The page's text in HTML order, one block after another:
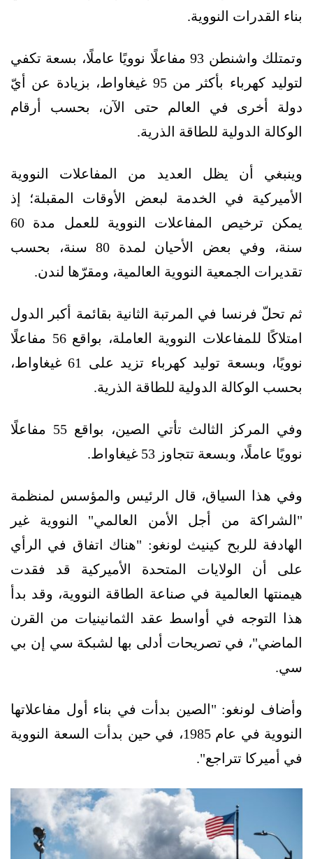
بناء القدرات النووية.
وتمتلك واشنطن 93 مفاعلًا نوويًا عاملًا، بسعة تكفي
لتوليد كهرباء بأكثر من 95 غيغاواط، بزيادة عن أيّ
دولة أخرى في العالم حتى الآن، بحسب أرقام
الوكالة الدولية للطاقة الذرية.
وينبغي أن يظل العديد من المفاعلات النووية
الأميركية في الخدمة لبعض الأوقات المقبلة؛ إذ
يمكن ترخيص المفاعلات النووية للعمل مدة 60
سنة، وفي بعض الأحيان لمدة 80 سنة، بحسب
تقديرات الجمعية النووية العالمية، ومقرّها لندن.
ثم تحلّ فرنسا في المرتبة الثانية بقائمة أكبر الدول
امتلاكًا للمفاعلات النووية العاملة، بواقع 56 مفاعلًا
نوويًا، وبسعة توليد كهرباء تزيد على 61 غيغاواط،
بحسب الوكالة الدولية للطاقة الذرية.
وفي المركز الثالث تأتي الصين، بواقع 55 مفاعلًا
نوويًا عاملًا، وبسعة تتجاوز 53 غيغاواط.
وفي هذا السياق، قال الرئيس والمؤسس لمنظمة
"الشراكة من أجل الأمن العالمي" النووية غير
الهادفة للربح كينيث لونغو: "هناك اتفاق في الرأي
على أن الولايات المتحدة الأميركية قد فقدت
هيمنتها العالمية في صناعة الطاقة النووية، وقد بدأ
هذا التوجه في أواسط عقد الثمانينيات من القرن
الماضي"، في تصريحات أدلى بها لشبكة سي إن بي
سي.
وأضاف لونغو: "الصين بدأت في بناء أول مفاعلاتها
النووية في عام 1985، في حين بدأت السعة النووية
في أميركا تتراجع".